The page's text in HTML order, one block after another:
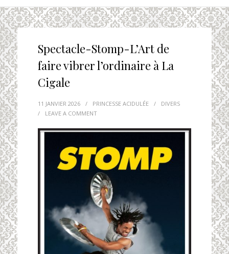
Spectacle-Stomp-L’Art de
faire vibrer l’ordinaire à La
Cigale
11 JANVIER 2026 / PRINCESSE ACIDULÉE /
DIVERS
/
LEAVE A COMMENT